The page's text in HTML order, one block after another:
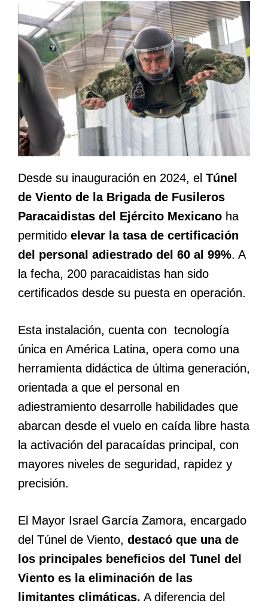
Desde su inauguración en 2024, el Túnel
de Viento de la Brigada de Fusileros
Paracaidistas del Ejército Mexicano ha
permitido elevar la tasa de certificación
del personal adiestrado del 60 al 99%. A
la fecha, 200 paracaidistas han sido
certificados desde su puesta en operación.
Esta instalación, cuenta con tecnología
única en América Latina, opera como una
herramienta didáctica de última generación,
orientada a que el personal en
adiestramiento desarrolle habilidades que
abarcan desde el vuelo en caída libre hasta
la activación del paracaídas principal, con
mayores niveles de seguridad, rapidez y
precisión.
El Mayor Israel García Zamora, encargado
del Túnel de Viento, destacó que una de
los principales beneficios del Tunel del
Viento es la eliminación de las
limitantes climáticas. A diferencia del